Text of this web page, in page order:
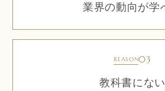
業界の動向が学
REASON03
教科書にない